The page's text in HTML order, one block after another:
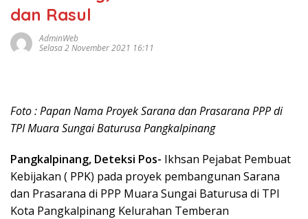
dan Rasul
AdminWeb
Selasa 2 November 2021 16:11
Foto : Papan Nama Proyek Sarana dan Prasarana PPP di
TPI Muara Sungai Baturusa Pangkalpinang
Pangkalpinang, Deteksi Pos- Ikhsan Pejabat Pembuat
Kebijakan ( PPK) pada proyek pembangunan Sarana
dan Prasarana di PPP Muara Sungai Baturusa di TPI
Kota Pangkalpinang Kelurahan Temberan